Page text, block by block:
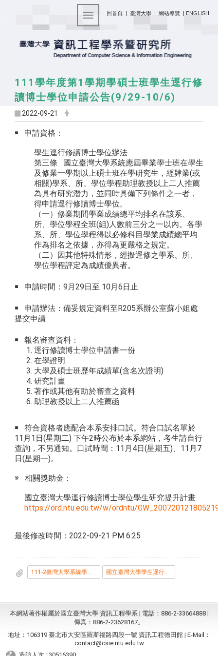
回首頁 | 臺灣大學 | 網站導覽 | ENGLISH
Toggle navigation
111學年度第1學期學碩士班學生逕行修
讀博士學位申請公告(9/29-10/6)
2022-09-21
￭ 申請資格：
學生逕行修讀博士學位辦法
第三條 國立臺灣大學系統應屆畢業學士班在學生
及修業一學期以上碩士班在學研究生，經肄業(或
相關)學系、所、學位學程助理教授以上二人推薦
為具有研究潛力，並同時具備下列條件之一者，
得申請逕行修讀博士學位。
（一）修業期間學業成績總平均排名在該系、
所、學位學程全班(組)人數前三分之一以內。各學
系、所、學位學程得以必修科目學業成績總平均
作為排名之依據，亦得為更嚴格之規定。
（二）因其他特殊情形，經擬逕修之學系、所、
學位學程評定為成績優異者。
￭ 申請時間：9月29日至 10月6日止
￭ 申請辦法：備妥規定資料至R205系辦公室蘇小姐處
提交申請
￭ 報名審查資料：
逕行修讀博士學位申請書一份
在學證明
大學及碩士班歷年成績單(含名次證明)
研究計畫
著作或其他有助於審查之資料
助理教授以上二人推薦函
￭ 符合資格者應配合本系安排口試。符合口試名單於
11月1日(星期二) 下午2時公布於本系網站，考生請自行
查詢，不另通知。口試時間：11月4日(星期五)、11月7
日(星期一)。
※ 相關獎助金：
國立臺灣大學逕行修讀博士學位學生研究提升計畫
https://ord.ntu.edu.tw/w/ordntu/
最後修改時間：2022-09-21 PM 6:25
111-2臺灣大學系統學生逕行修讀博士學位申請書.pdf 國立臺灣大學學生逕行修讀博士學位辦法20180323.pdf
本網站著作權屬於國立臺灣大學 資訊工程學系 | 電話：886-2-33664888 |
傳真：886-2-23628167。
地址：106319 臺北市大安區羅斯福路四段一號 資訊工程德田館 | E-Mail：
contact@csie.ntu.edu.tw